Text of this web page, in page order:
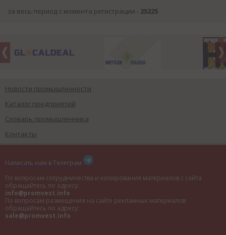
за весь период с момента регистрации - 25225
Новости промышленности
Каталог предприятий
Словарь промышленника
Контакты
Написать нам в Телеграм
По вопросам сотрудничества и копирования материалов с сайта
обращайтесь по адресу:
info@promvest.info
По вопросам размещения на сайте рекламных материалов
обращайтесь по адресу:
sale@promvest.info